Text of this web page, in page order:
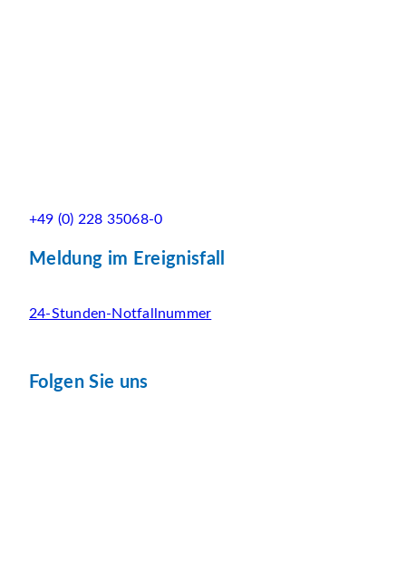
+49 (0) 228 35068-0
Meldung im Ereignisfall
24-Stunden-Notfallnummer
Folgen Sie uns